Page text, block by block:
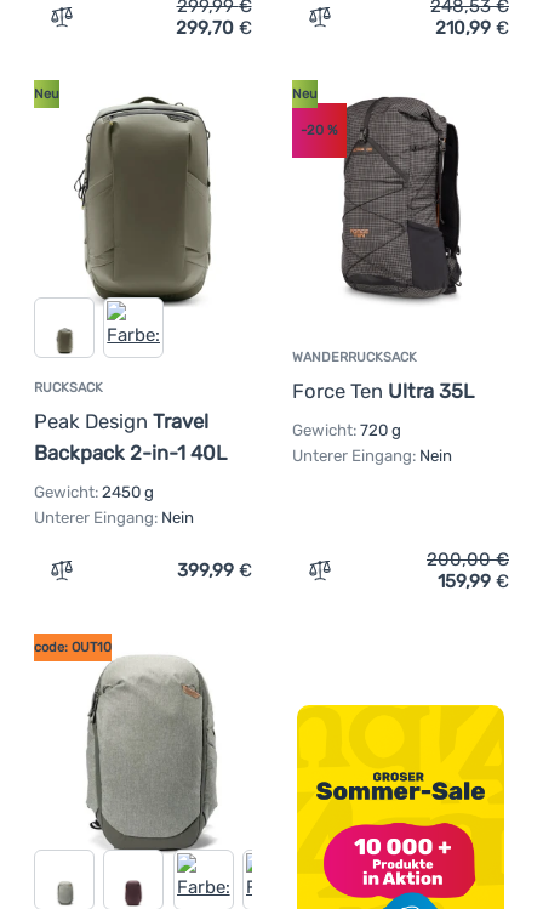
Anmelden /
Zum Vergleich 'Rucksack Peak Design Travel Backpack
299,99€
299,70 € Zum Vergleich 'Rucksack
248,53€
210,99 €
RUCKSACK
Peak Design Travel
Backpack 2-in-1 40L
Neu
Gewicht: 2450 g
Unterer Eingang: Nein
Zum Vergleich 'Rucksack Peak Design Travel Backpack
399,99 €
WANDERRUCKSACK
Force Ten Ultra 35L
Neu
-20%
Gewicht: 720 g
Unterer Eingang: Nein
Zum Vergleich
200,00€
159,99 €
code: OUT10